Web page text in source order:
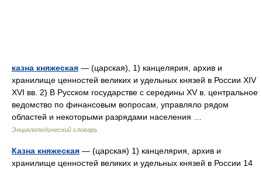
казна княжеская — (царская), 1) канцелярия, архив и
хранилище ценностей великих и удельных князей в России XIV
XVI вв. 2) В Русском государстве с середины XV в. центральное
ведомство по финансовым вопросам, управляло рядом
областей и некоторыми разрядами населения …
Энциклопедический словарь
Казна княжеская — (царская) 1) канцелярия, архив и
хранилище ценностей великих и удельных князей в России 14